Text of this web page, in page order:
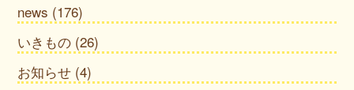
news (176)
いきもの (26)
お知らせ (4)